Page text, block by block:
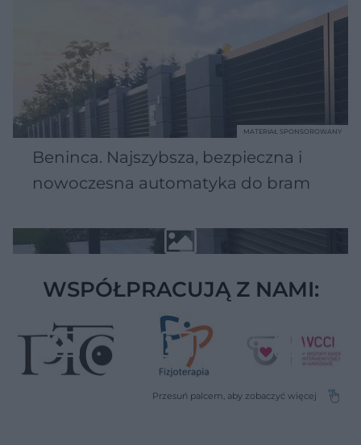
Beninca. Najszybsza, bezpieczna i
nowoczesna automatyka do bram
MATERIAŁ SPONSOROWANY
WSPÓŁPRACUJĄ Z NAMI: